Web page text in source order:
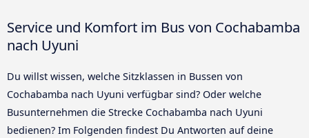
Service und Komfort im Bus von Cochabamba
nach Uyuni
Du willst wissen, welche Sitzklassen in Bussen von
Cochabamba nach Uyuni verfügbar sind? Oder welche
Busunternehmen die Strecke Cochabamba nach Uyuni
bedienen? Im Folgenden findest Du Antworten auf deine